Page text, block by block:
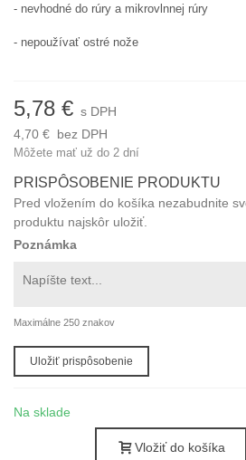
- nevhodné do rúry a mikrovlnnej rúry
- nepoužívať ostré nože
5,78 € s DPH
4,70 € bez DPH
Môžete mať už do 2 dní
PRISPÔSOBENIE PRODUKTU
Pred vložením do košíka nezabudnite
produktu najskôr uložiť.
Poznámka
Maximálne 250 znakov
Uložiť prispôsobenie
Na sklade
Vložiť do košíka